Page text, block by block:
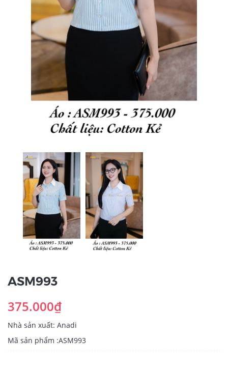
ASM993
375.000₫
Nhà sản xuất: Anadi
Mã sản phẩm :ASM993